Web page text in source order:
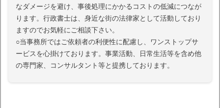
なダメージを避け、事後処理にかかるコストの低減につなが
ります。行政書士は、身近な街の法律家として活動しており
ますのでお気軽にご相談下さい。
○当事務所ではご依頼者の利便性に配慮し、ワンストップサ
ービスを心掛けております。事業活動、日常生活等を含め他
の専門家、コンサルタント等と提携しております。